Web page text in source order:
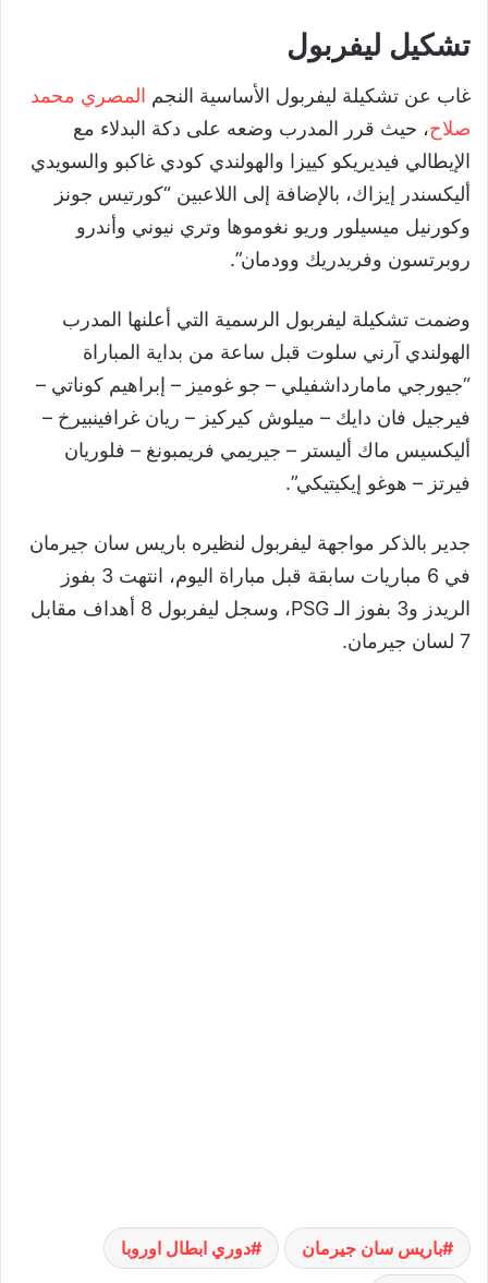
تشكيل ليفربول
غاب عن تشكيلة ليفربول الأساسية النجم المصري محمد
صلاح، حيث قرر المدرب وضعه على دكة البدلاء مع
الإيطالي فيديريكو كييزا والهولندي كودي غاكبو والسويدي
أليكسندر إيزاك، بالإضافة إلى اللاعبين “كورتيس جونز
وكورنيل ميسيلور وريو نغوموها وتري نيوني وأندرو
روبرتسون وفريدريك وودمان”.
وضمت تشكيلة ليفربول الرسمية التي أعلنها المدرب
الهولندي آرني سلوت قبل ساعة من بداية المباراة
“جيورجي مامارداشفيلي – جو غوميز – إبراهيم كوناتي –
فيرجيل فان دايك – ميلوش كيركيز – ريان غرافينبيرخ –
أليكسيس ماك أليستر – جيريمي فريمبونغ – فلوريان
فيرتز – هوغو إيكيتيكي”.
جدير بالذكر مواجهة ليفربول لنظيره باريس سان جيرمان
في 6 مباريات سابقة قبل مباراة اليوم، انتهت 3 بفوز
الريدز و3 بفوز الـ PSG، وسجل ليفربول 8 أهداف مقابل
7 لسان جيرمان.
باريس سان جيرمان دوري ابطال اوروبا